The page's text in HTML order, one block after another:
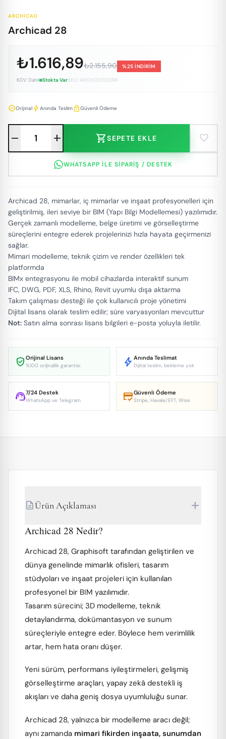
ARCHICAD
Archicad 28
₺1.616,89₺2.155,90 %25 İNDİRİM
KDV Dahil Stokta VarSKU: ARCH13211321NK
verifiedOrijinal boltAnında TeslimlockGüvenli Ödeme
remove add shopping_cartSEPETE EKLE favorite
WHATSAPP ILE SIPARIŞ / DESTEK
Archicad 28, mimarlar, iç mimarlar ve inşaat profesyonelleri için
geliştirilmiş, ileri seviye bir BIM (Yapı Bilgi Modellemesi) yazılımıdır.
Gerçek zamanlı modelleme, belge üretimi ve görselleştirme
süreçlerini entegre ederek projelerinizi hızla hayata geçirmenizi
sağlar.
Mimari modelleme, teknik çizim ve render özellikleri tek
platformda
BIMx entegrasyonu ile mobil cihazlarda interaktif sunum
IFC, DWG, PDF, XLS, Rhino, Revit uyumlu dışa aktarma
Takım çalışması desteği ile çok kullanıcılı proje yönetimi
Dijital lisans olarak teslim edilir; süre varyasyonları mevcuttur
Not: Satın alma sonrası lisans bilgileri e-posta yoluyla iletilir.
verified_user Orijinal Lisans
%100 orijinallik garantisi bolt Anında Teslimat
Dijital teslim, bekleme yok
support_agent7/24 Destek
WhatsApp ve Telegram credit_scoreGüvenli Ödeme
Stripe, Havale/EFT, Wise
descriptionÜrün Açıklaması add
Archicad 28 Nedir?
Archicad 28, Graphisoft tarafından geliştirilen ve
dünya genelinde mimarlık ofisleri, tasarım
stüdyoları ve inşaat projeleri için kullanılan
profesyonel bir BIM yazılımıdır.
Tasarım sürecini; 3D modelleme, teknik
detaylandırma, dokümantasyon ve sunum
süreçleriyle entegre eder. Böylece hem verimlilik
artar, hem hata oranı düşer.
Yeni sürüm, performans iyileştirmeleri, gelişmiş
görselleştirme araçları, yapay zekâ destekli iş
akışları ve daha geniş dosya uyumluluğu sunar.
Archicad 28, yalnızca bir modelleme aracı değil;
aynı zamanda mimari fikirden inşaata, sunumdan